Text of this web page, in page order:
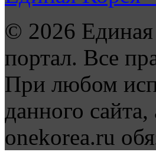
© 2026
портал. Все
При любом
данного
onekorea.ru